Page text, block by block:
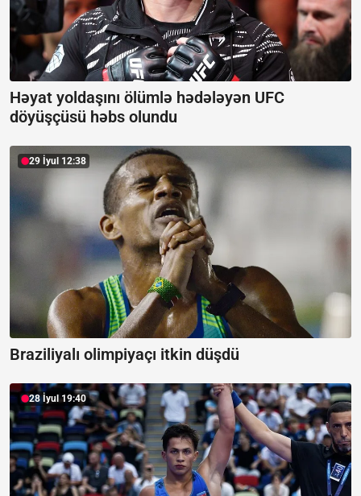
Həyat yoldaşını ölümlə hədələyən UFC
döyüşçüsü həbs olundu
29 İyul 12:38
Braziliyalı olimpiyaçı itkin düşdü
28 İyul 19:40